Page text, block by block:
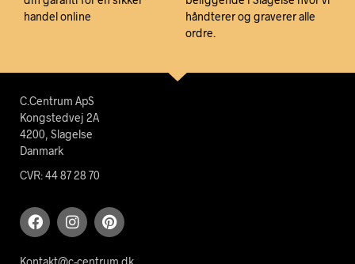
handel online
håndterer og graverer alle
ordre.
C.Centrum ApS
Kongstedvej 2A
4200, Slagelse
Danmark
CVR: 44 87 28 70
Kontakt@c-centrum.dk